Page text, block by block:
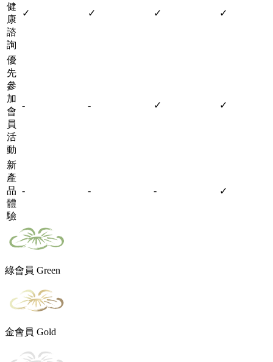
健
康
諮
詢
✓ ✓ ✓ ✓
優
先
參
加
會
員
活
動
- - ✓ ✓
新
產
品
體
驗
- - - ✓
綠會員 Green
金會員 Gold